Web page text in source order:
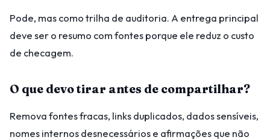
Pode, mas como trilha de auditoria. A entrega principal
deve ser o resumo com fontes porque ele reduz o custo
de checagem.
O que devo tirar antes de compartilhar?
Remova fontes fracas, links duplicados, dados sensíveis,
nomes internos desnecessários e afirmações que não